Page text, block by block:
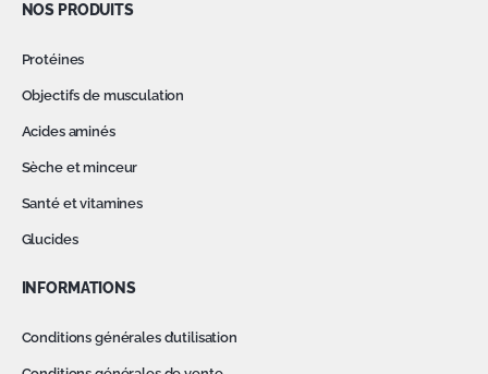
NOS PRODUITS
Protéines
Objectifs de musculation
Acides aminés
Sèche et minceur
Santé et vitamines
Glucides
INFORMATIONS
Conditions générales d’utilisation